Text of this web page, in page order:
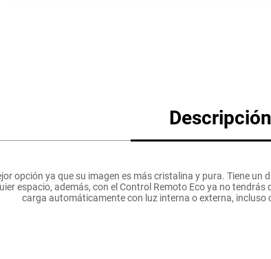
Descripción
opción ya que su imagen es más cristalina y pura. Tiene
espacio, además, con el Control Remoto Eco ya no
carga automáticamente con luz interna o externa, incluso